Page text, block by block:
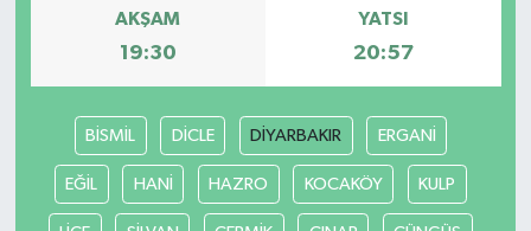
AKŞAM
19:30
YATSI
20:57
BİSMİL DİCLE DİYARBAKIR ERGANİ
EĞİL HANİ HAZRO KOCAKÖY KULP